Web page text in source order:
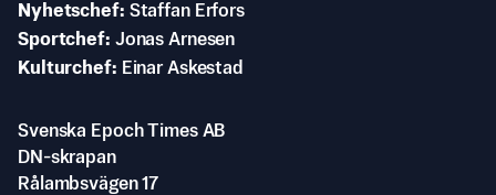
Nyhetschef Staffan Erfors
Sportchef Jonas Arnesen
Kulturchef
Einar Askestad
Svenska Epoch Times AB
DN-skrapan
Rålambsvägen 17